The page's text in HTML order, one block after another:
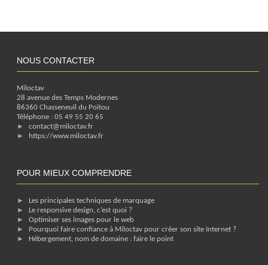
NOUS CONTACTER
Miloctav
28 avenue des Temps Modernes
86360 Chasseneuil du Poitou
Téléphone : 05 49 55 20 65
contact@miloctav.fr
https://www.miloctav.fr
POUR MIEUX COMPRENDRE
Les principales techniques de marquage
Le responsive design, c’est quoi ?
Optimiser ses images pour le web
Pourquoi faire confiance à Miloctav pour créer son site Internet ?
Hébergement, nom de domaine : faire le point